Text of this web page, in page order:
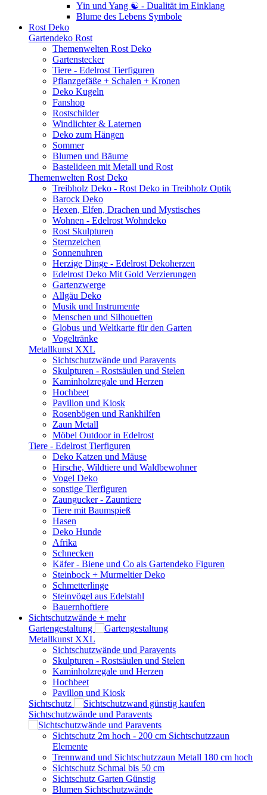
Yin und Yang ☯ - Dualität im Einklang
Blume des Lebens Symbole
Rost Deko
Gartendeko Rost
Themenwelten Rost Deko
Gartenstecker
Tiere - Edelrost Tierfiguren
Pflanzgefäße + Schalen + Kronen
Deko Kugeln
Fanshop
Rostschilder
Windlichter & Laternen
Deko zum Hängen
Sommer
Blumen und Bäume
Bastelideen mit Metall und Rost
Themenwelten Rost Deko
Treibholz Deko - Rost Deko in Treibholz Optik
Barock Deko
Hexen, Elfen, Drachen und Mystisches
Wohnen - Edelrost Wohndeko
Rost Skulpturen
Sternzeichen
Sonnenuhren
Herzige Dinge - Edelrost Dekoherzen
Edelrost Deko Mit Gold Verzierungen
Gartenzwerge
Allgäu Deko
Musik und Instrumente
Menschen und Silhouetten
Globus und Weltkarte für den Garten
Vogeltränke
Metallkunst XXL
Sichtschutzwände und Paravents
Skulpturen - Rostsäulen und Stelen
Kaminholzregale und Herzen
Hochbeet
Pavillon und Kiosk
Rosenbögen und Rankhilfen
Zaun Metall
Möbel Outdoor in Edelrost
Tiere - Edelrost Tierfiguren
Deko Katzen und Mäuse
Hirsche, Wildtiere und Waldbewohner
Vogel Deko
sonstige Tierfiguren
Zaungucker - Zauntiere
Tiere mit Baumspieß
Hasen
Deko Hunde
Afrika
Schnecken
Käfer - Biene und Co als Gartendeko Figuren
Steinbock + Murmeltier Deko
Schmetterlinge
Steinvögel aus Edelstahl
Bauernhoftiere
Sichtschutzwände + mehr
Gartengestaltung
Metallkunst XXL
Sichtschutzwände und Paravents
Skulpturen - Rostsäulen und Stelen
Kaminholzregale und Herzen
Hochbeet
Pavillon und Kiosk
Sichtschutz
Sichtschutzwände und Paravents
Sichtschutz 2m hoch - 200 cm Sichtschutzzaun
Elemente
Trennwand und Sichtschutzzaun Metall 180 cm hoch
Sichtschutz Schmal bis 50 cm
Sichtschutz Garten Günstig
Blumen Sichtschutzwände